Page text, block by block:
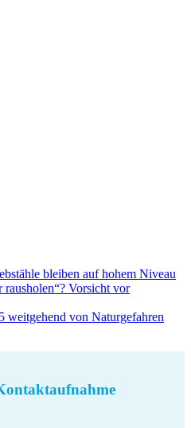
bleiben auf hohem Niveau
rausholen“? Vorsicht vor
weitgehend von Naturgefahren